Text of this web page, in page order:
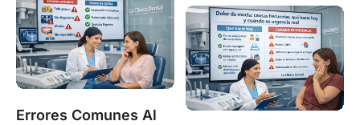
Errores Comunes Al